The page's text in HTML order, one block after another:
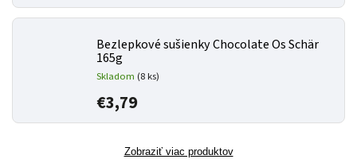
Bezlepkové sušienky Chocolate Os Schär
165g
Skladom (8 ks)
€3,79
Zobraziť viac produktov